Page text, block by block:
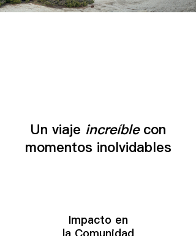
Un viaje increíblecon
momentos inolvidables
Impacto en